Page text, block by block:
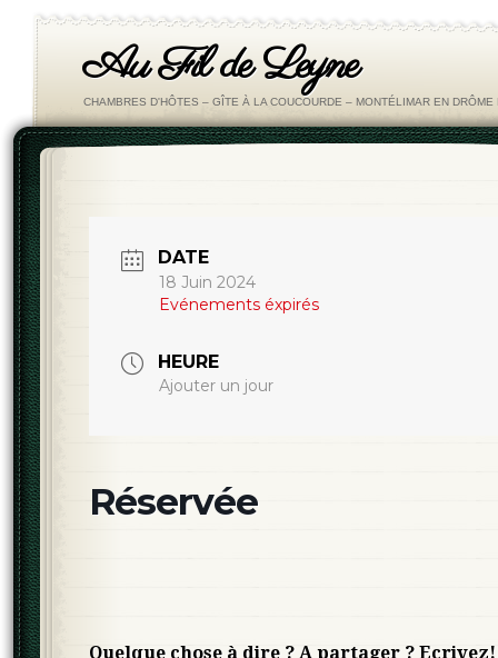
Au Fil de Leyne
CHAMBRES D'HÔTES – GÎTE À LA COUCOURDE – MONTÉLIMAR EN DRÔME
DATE
18 Juin 2024
Evénements éxpirés
HEURE
Ajouter un jour
Réservée
Quelque chose à dire ? A partager ? Ecrivez!